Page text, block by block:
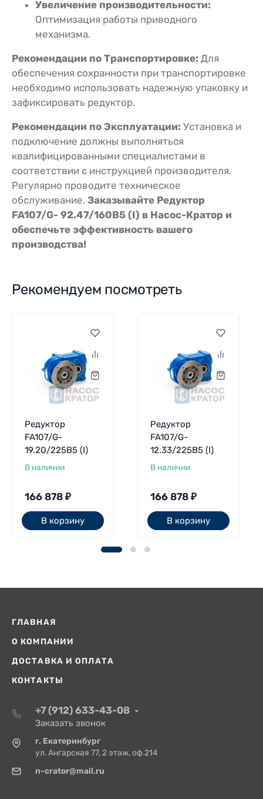
Увеличение производительности:
Оптимизация работы приводного
механизма.
Рекомендации по Транспортировке: Для
обеспечения сохранности при транспортировке
необходимо использовать надежную упаковку и
зафиксировать редуктор.
Рекомендации по Эксплуатации: Установка и
подключение должны выполняться
квалифицированными специалистами в
соответствии с инструкцией производителя.
Регулярно проводите техническое
обслуживание. Заказывайте Редуктор
FA107/G- 92.47/160B5 (I) в Насос-Кратор и
обеспечьте эффективность вашего
производства!
Рекомендуем посмотреть
Редуктор
FA107/G-
19.20/225B5 (I)
В наличии
166 878 ₽
В корзину
Редуктор
FA107/G-
12.33/225B5 (I)
В наличии
166 878 ₽
В корзину
ГЛАВНАЯ
О КОМПАНИИ
ДОСТАВКА И ОПЛАТА
КОНТАКТЫ
+7 (912) 633-43-08
Заказать звонок
г. Екатеринбург
ул. Ангарская 77, 2 этаж, оф.214
n-crator@mail.ru